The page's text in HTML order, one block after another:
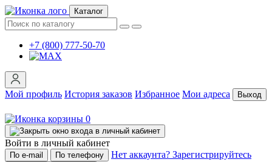
Каталог
+7 (800) 777-50-70
Мой профиль История заказов Избранное Мои адреса Выход
0
Войти в личный кабинет
По e-mail По телефону Нет аккаунта? Зарегистрируйтесь